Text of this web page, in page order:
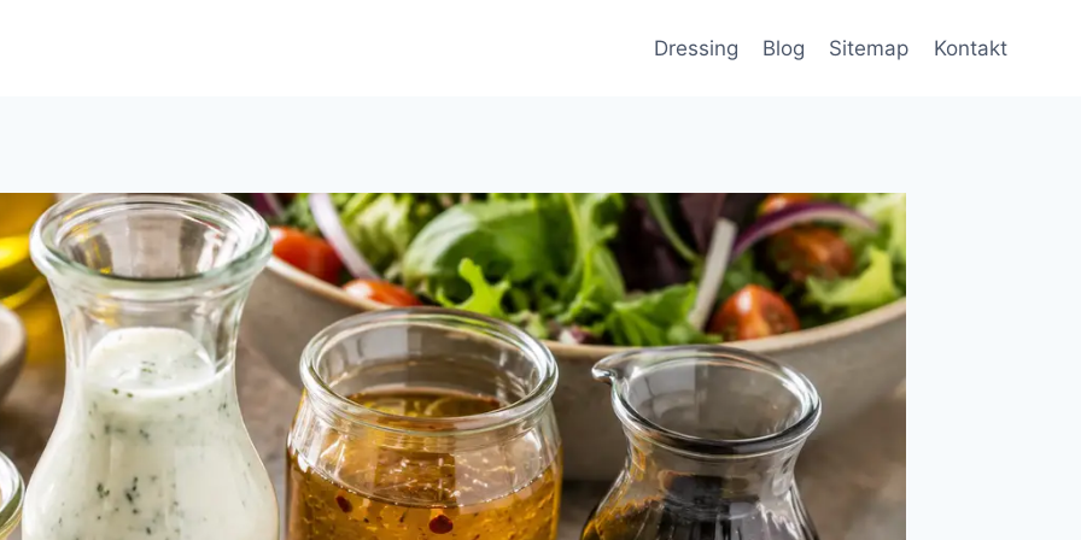
Dressing Blog Sitemap Kontakt